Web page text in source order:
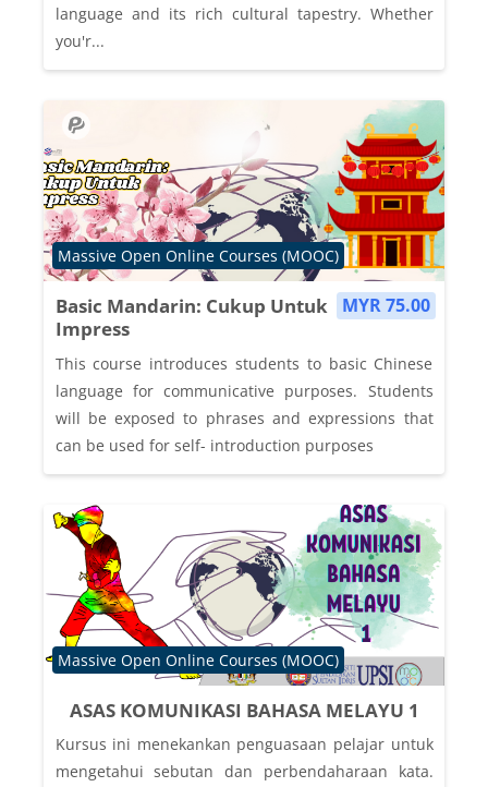
language and its rich cultural tapestry. Whether
you'r...
MYR 75.00
Basic Mandarin: Cukup Untuk
Impress
Course category
Massive Open Online Courses (MOOC)
This course introduces students to basic Chinese
language for communicative purposes. Students
will be exposed to phrases and expressions that
can be used for self- introduction purposes
ASAS KOMUNIKASI BAHASA MELAYU 1
Course category
Massive Open Online Courses (MOOC)
Kursus ini menekankan penguasaan pelajar untuk
mengetahui sebutan dan perbendaharaan kata.